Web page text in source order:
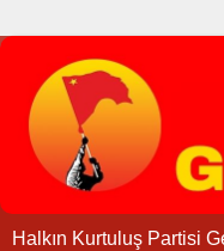
Halkın Kurtuluş Partisi